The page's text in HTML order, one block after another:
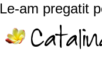
Le-am pregatit